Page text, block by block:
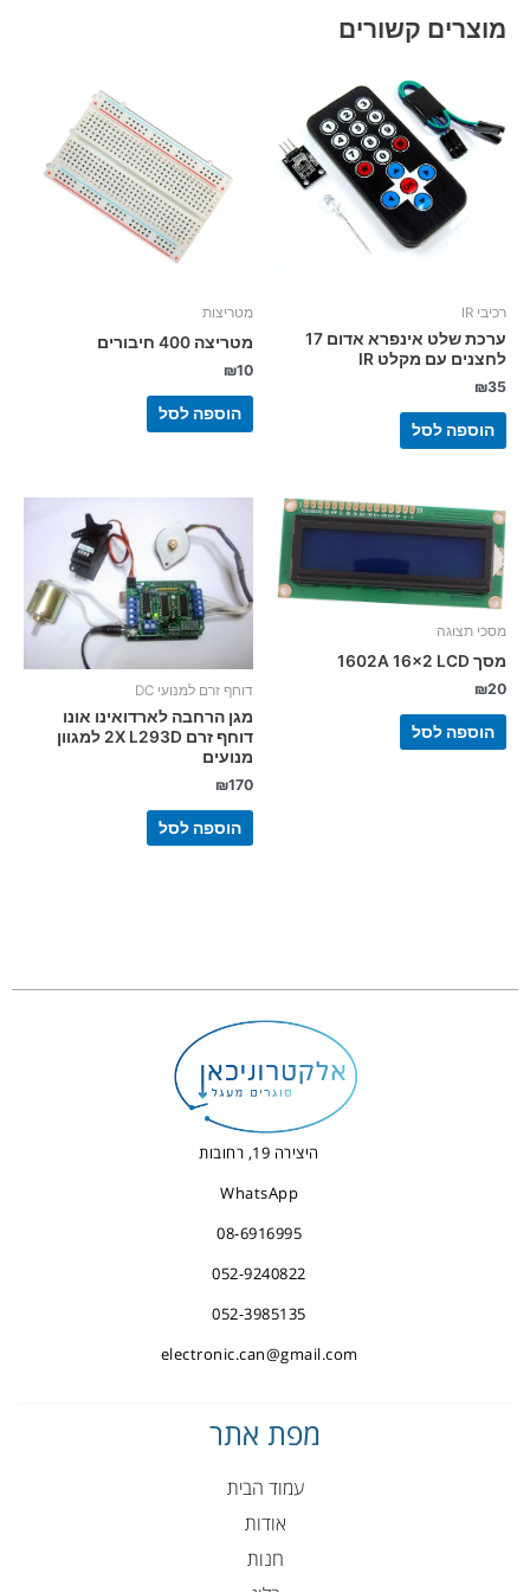
מוצרים קשורים
רכיבי IR
ערכת שלט אינפרא אדום 17
לחצנים עם מקלט IR
₪35
הוספה לסל
מטריצות
מטריצה 400 חיבורים
₪10
הוספה לסל
מסכי תצוגה
מסך 1602A 16×2 LCD
₪20
הוספה לסל
דוחף זרם למנועי DC
מגן הרחבה לארדואינו אונו
דוחף זרם 2X L293D למגוון
מנועים
₪170
הוספה לסל
היצירה 19, רחובות
WhatsApp
08-6916995
052-9240822
052-3985135
electronic.can@gmail.com
מפת אתר
עמוד הבית
אודות
חנות